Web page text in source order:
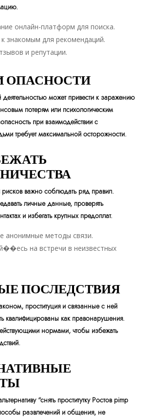
онлайн-платформ для поиска.
знакомым для рекомендаций.
и репутации.
ОПАСНОСТИ
может привести к заражению
потерям или психологическим
при взаимодействии с
требует максимальной осторожности.
важно соблюдать ряд правил.
личные данные, проверять
и избегать крупных предоплат.
анонимные методы связи.
на встречи в неизвестных
ПОСЛЕДСТВИЯ
проституция и связанные с ней
квалифицированы как правонарушения.
нормами, чтобы избежать
“снять проститутку Ростов pimp
развлечений и общения, не